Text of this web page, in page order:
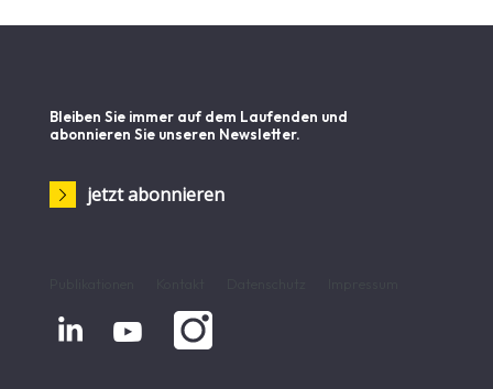
Bleiben Sie immer auf dem Laufenden und
abonnieren Sie unseren Newsletter.
jetzt abonnieren
 